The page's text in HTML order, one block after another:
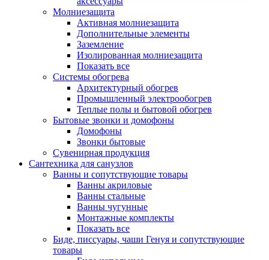
Молниезащита
Активная молниезащита
Дополнительные элементы
Заземление
Изолированная молниезащита
Показать все
Системы обогрева
Архитектурный обогрев
Промышленный электрообогрев
Теплые полы и бытовой обогрев
Бытовые звонки и домофоны
Домофоны
Звонки бытовые
Сувенирная продукция
Сантехника для санузлов
Ванны и сопутствующие товары
Ванны акриловые
Ванны стальные
Ванны чугунные
Монтажные комплекты
Показать все
Биде, писсуары, чаши Генуя и сопутствующие
товары